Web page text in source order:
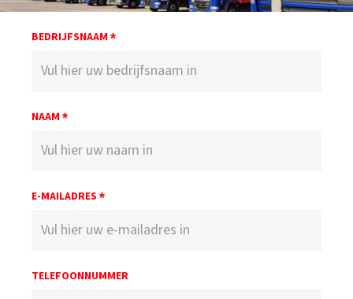
BEDRIJFSNAAM*
NAAM*
E-MAILADRES*
TELEFOONNUMMER